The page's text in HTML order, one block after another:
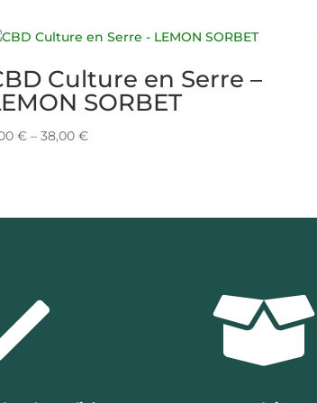
Culture en Serre –
SORBET
€– 38,00 €
